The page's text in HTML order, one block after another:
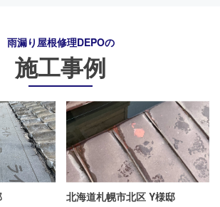
雨漏り屋根修理DEPOの
施工事例
北海道札幌市北区 Y様邸